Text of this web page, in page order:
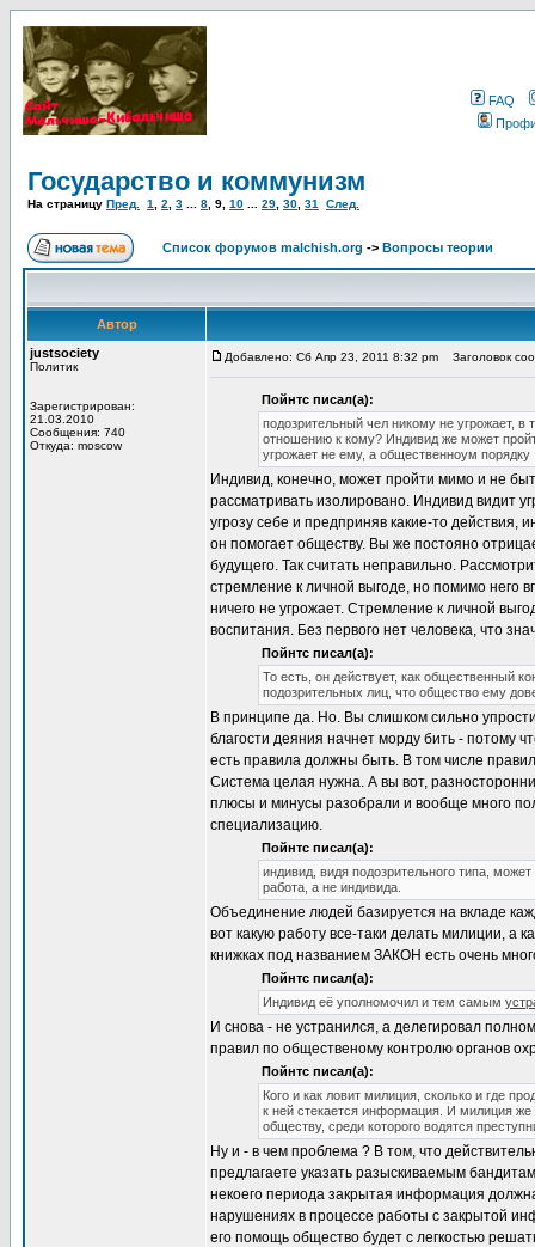
FAQ
Государство и коммунизм
На страницу Пред. 1 2 3 8 9 10 29 30 31 След.
Список форумов malchish.org -> Вопросы теории
Автор
justsociety
Политик
Зарегистрирован:
21.03.2010
Сообщения: 740
Откуда: moscow
Добавлено: Сб Апр 23, 2011 8:32 pm Заголовок
Пойнтс писал(а):
подозрительный чел никому не угрожает, в
отношению к кому? Индивид же может
угрожает не ему, а общественноум порядку
Индивид, конечно, может пройти мимо и не
рассматривать изолировано. Индивид видит
угрозу себе и предприняв какие-то действия,
он помогает обществу. Вы же постояно
будущего. Так считать неправильно.
стремление к личной выгоде, но помимо него
ничего не угрожает. Стремление к личной
воспитания. Без первого нет человека, что
Пойнтс писал(а):
То есть, он действует, как общественный
подозрительных лиц, что общество ему
В принципе да. Но. Вы слишком сильно
благости деяния начнет морду бить - потому
есть правила должны быть. В том числе
Система целая нужна. А вы вот,
плюсы и минусы разобрали и вообще много
специализацию.
Пойнтс писал(а):
индивид, видя подозрительного типа,
работа, а не индивида.
Объединение людей базируется на вкладе
вот какую работу все-таки делать милиции, а
книжках под названием ЗАКОН есть очень
Пойнтс писал(а):
Индивид её уполномочил и тем самым
И снова - не устранился, а делегировал
правил по общественому контролю органов
Пойнтс писал(а):
Кого и как ловит милиция, сколько и где
к ней стекается информация. И милиция
обществу, среди которого водятся
Ну и - в чем проблема ? В том, что
предлагаете указать разыскиваемым
некоего периода закрытая информация
нарушениях в процессе работы с закрытой
его помощь общество будет с легкостью